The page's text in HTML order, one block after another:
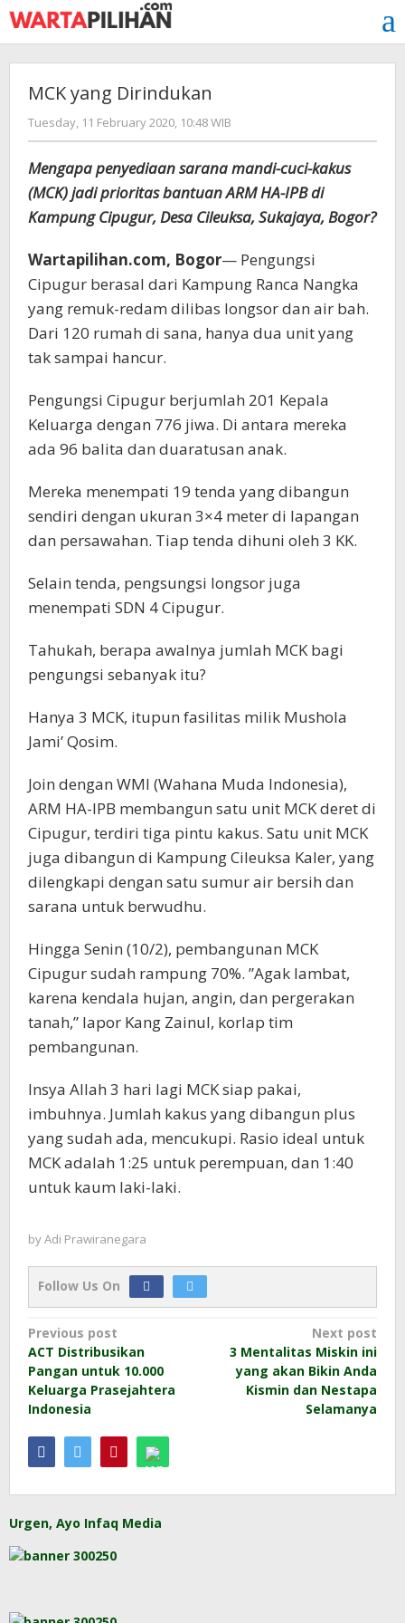
Skip
to
content
MCK yang Dirindukan
Tuesday, 11 February 2020, 10:48 WIB
Adi
Mengapa penyediaan sarana mandi-cuci-kakus
(MCK) jadi prioritas bantuan ARM HA-IPB di
Kampung Cipugur, Desa Cileuksa, Sukajaya, Bogor?
Wartapilihan.com, Bogor— Pengungsi
Cipugur berasal dari Kampung Ranca Nangka
yang remuk-redam dilibas longsor dan air bah.
Dari 120 rumah di sana, hanya dua unit yang
tak sampai hancur.
Pengungsi Cipugur berjumlah 201 Kepala
Keluarga dengan 776 jiwa. Di antara mereka
ada 96 balita dan duaratusan anak.
Mereka menempati 19 tenda yang dibangun
sendiri dengan ukuran 3×4 meter di lapangan
dan persawahan. Tiap tenda dihuni oleh 3 KK.
Selain tenda, pengsungsi longsor juga
menempati SDN 4 Cipugur.
Tahukah, berapa awalnya jumlah MCK bagi
pengungsi sebanyak itu?
Hanya 3 MCK, itupun fasilitas milik Mushola
Jami’ Qosim.
Join dengan WMI (Wahana Muda Indonesia),
ARM HA-IPB membangun satu unit MCK deret di
Cipugur, terdiri tiga pintu kakus. Satu unit MCK
juga dibangun di Kampung Cileuksa Kaler, yang
dilengkapi dengan satu sumur air bersih dan
sarana untuk berwudhu.
Hingga Senin (10/2), pembangunan MCK
Cipugur sudah rampung 70%. ”Agak lambat,
karena kendala hujan, angin, dan pergerakan
tanah,” lapor Kang Zainul, korlap tim
pembangunan.
Insya Allah 3 hari lagi MCK siap pakai,
imbuhnya. Jumlah kakus yang dibangun plus
yang sudah ada, mencukupi. Rasio ideal untuk
MCK adalah 1:25 untuk perempuan, dan 1:40
untuk kaum laki-laki.
byAdi Prawiranegara
Follow Us On
Post
navigation
Previous post
ACT Distribusikan
Pangan untuk 10.000
Keluarga Prasejahtera
Indonesia
Next post
3 Mentalitas Miskin ini
yang akan Bikin Anda
Kismin dan Nestapa
Selamanya
Urgen, Ayo Infaq Media